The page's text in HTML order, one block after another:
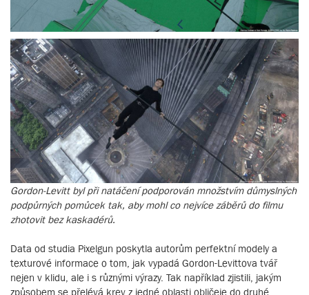
Gordon-Levitt byl při natáčení podporován množstvím důmyslných
podpůrných pomůcek tak, aby mohl co nejvíce záběrů do filmu
zhotovit bez kaskadérů.
Data od studia Pixelgun poskytla autorům perfektní modely a
texturové informace o tom, jak vypadá Gordon-Levittova tvář
nejen v klidu, ale i s různými výrazy. Tak například zjistili, jakým
způsobem se přelévá krev z jedné oblasti obličeje do druhé,